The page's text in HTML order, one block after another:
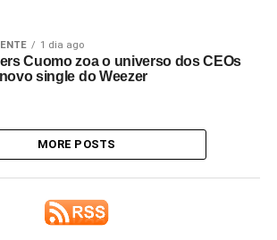
1 dia ago
Cuomo zoa o universo dos CEOs
single do Weezer
MORE POSTS